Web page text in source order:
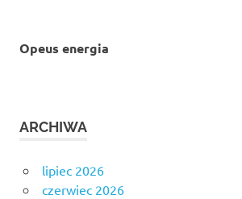
Opeus energia
ARCHIWA
lipiec 2026
czerwiec 2026